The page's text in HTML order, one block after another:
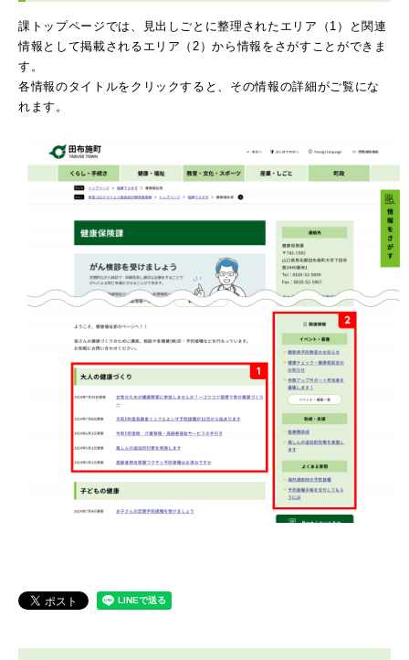
課トップページでは、見出しごとに整理されたエリア（1）と関連
情報として掲載されるエリア（2）から情報をさがすことができま
す。
各情報のタイトルをクリックすると、その情報の詳細がご覧にな
れます。